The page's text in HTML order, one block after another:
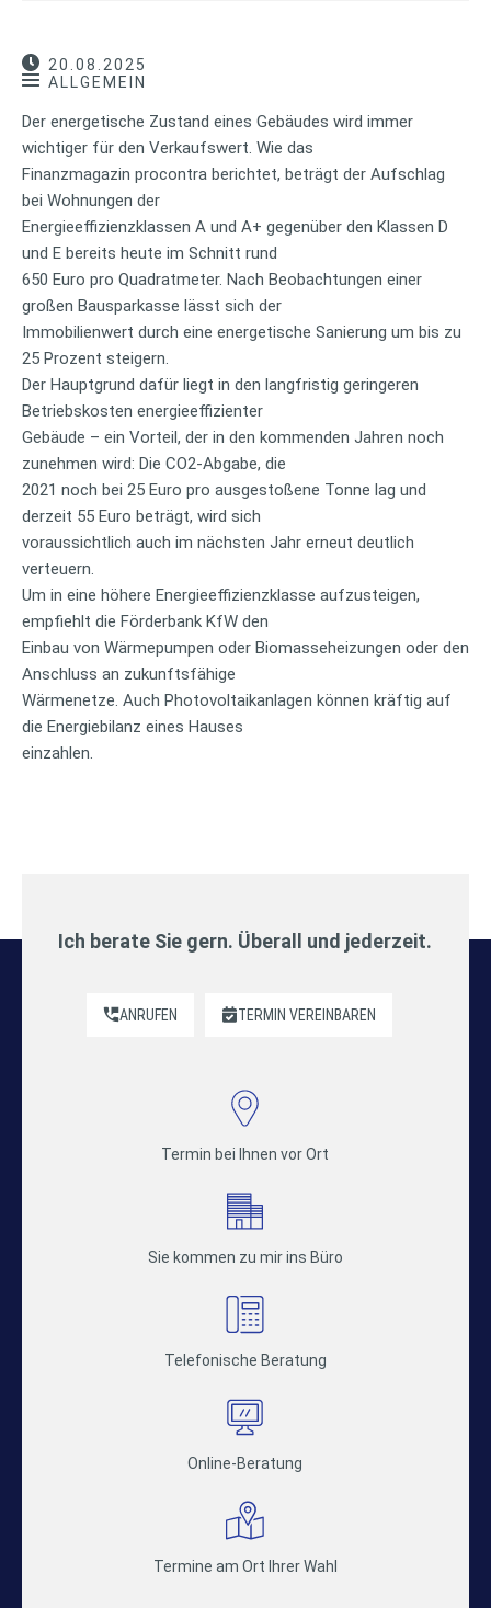
20.08.2025
ALLGEMEIN
Der energetische Zustand eines Gebäudes wird immer
wichtiger für den Verkaufswert. Wie das
Finanzmagazin procontra berichtet, beträgt der Aufschlag
bei Wohnungen der
Energieeffizienzklassen A und A+ gegenüber den Klassen D
und E bereits heute im Schnitt rund
650 Euro pro Quadratmeter. Nach Beobachtungen einer
großen Bausparkasse lässt sich der
Immobilienwert durch eine energetische Sanierung um bis zu
25 Prozent steigern.
Der Hauptgrund dafür liegt in den langfristig geringeren
Betriebskosten energieeffizienter
Gebäude – ein Vorteil, der in den kommenden Jahren noch
zunehmen wird: Die CO2-Abgabe, die
2021 noch bei 25 Euro pro ausgestoßene Tonne lag und
derzeit 55 Euro beträgt, wird sich
voraussichtlich auch im nächsten Jahr erneut deutlich
verteuern.
Um in eine höhere Energieeffizienzklasse aufzusteigen,
empfiehlt die Förderbank KfW den
Einbau von Wärmepumpen oder Biomasseheizungen oder den
Anschluss an zukunftsfähige
Wärmenetze. Auch Photovoltaikanlagen können kräftig auf
die Energiebilanz eines Hauses
einzahlen.
Ich berate Sie gern. Überall und jederzeit.
ANRUFEN TERMIN VEREINBAREN
Termin bei Ihnen vor Ort
Sie kommen zu mir ins Büro
Telefonische Beratung
Online-Beratung
Termine am Ort Ihrer Wahl